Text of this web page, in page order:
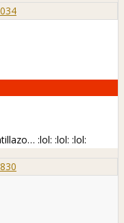
:lol: :lol: :lol: